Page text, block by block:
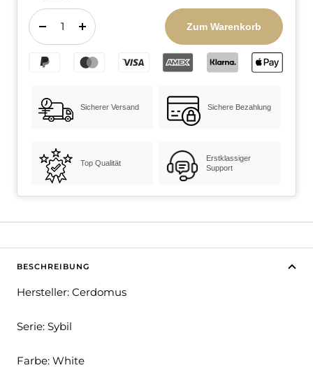
Menge
Menge
Zum Warenkorb
Sicherer Versand Sichere Bezahlung
Top Qualität
Erstklassiger
Support
BESCHREIBUNG
Hersteller: Cerdomus
Serie: Sybil
Farbe: White